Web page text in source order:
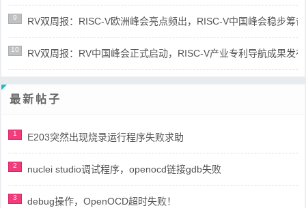
9 RV双周报：RISC-V欧洲峰会亮点频出，RISC-V中国峰会稳步筹
10 RV双周报：RV中国峰会正式启动，RISC-V产业专利导航成果发
最新帖子
1 E203突然出现烧录运行程序失败求助
2 nuclei studio调试程序，openocd链接gdb失败
3 debug操作，OpenOCD超时失败！